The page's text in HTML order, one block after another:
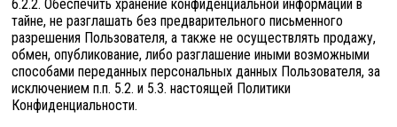
6.2.2. Обеспечить хранение конфиденциальной информации в
тайне, не разглашать без предварительного письменного
разрешения Пользователя, а также не осуществлять продажу,
обмен, опубликование, либо разглашение иными возможными
способами переданных персональных данных Пользователя, за
исключением п.п. 5.2. и 5.3. настоящей Политики
Конфиденциальности.